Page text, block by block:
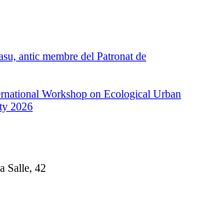
antic membre del Patronat de
Workshop on Ecological Urban
2026
Salle, 42